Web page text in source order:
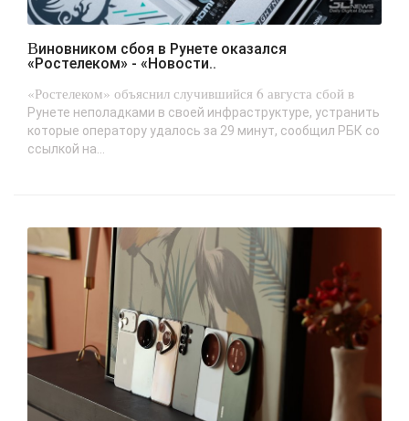
Виновником сбоя в Рунете оказался
«Ростелеком» - «Новости..
«Ростелеком» объяснил случившийся 6 августа сбой в
Рунете неполадками в своей инфраструктуре, устранить
которые оператору удалось за 29 минут, сообщил РБК со
ссылкой на...